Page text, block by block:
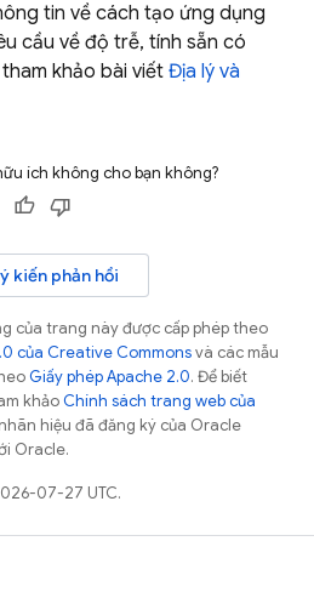
tin về cách tạo ứng dụng
cầu về độ trễ, tính sẵn có
khảo bài viếtĐịa lý và
ích không cho bạn không?
kiến phản hồi
của trang này được cấp phép theo
của Creative Commonsvà các mẫu
Giấy phép Apache 2.0. Để biết
khảoChính sách trang web của
hiệu đã đăng ký của Oracle
Oracle.
07-27 UTC.